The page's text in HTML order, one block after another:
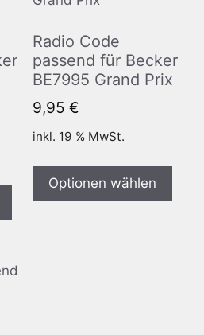
Radio Code
passend für Becker
BE7995 Grand Prix
9,95 €
inkl. 19 % MwSt.
Optionen wählen